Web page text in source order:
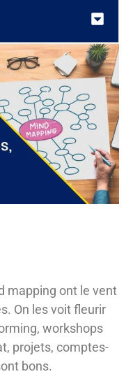
mapping ont le vent
On les voit fleurir
workshops
projets, comptes-
bons.